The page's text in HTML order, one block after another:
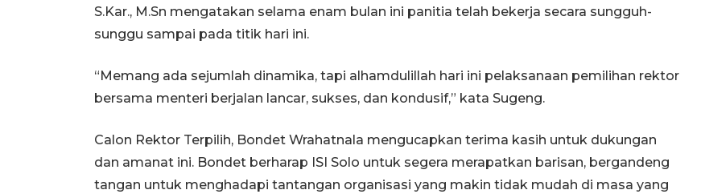
S.Kar., M.Sn mengatakan selama enam bulan ini panitia telah bekerja secara sungguh-
sunggu sampai pada titik hari ini.
“Memang ada sejumlah dinamika, tapi alhamdulillah hari ini pelaksanaan pemilihan rektor
bersama menteri berjalan lancar, sukses, dan kondusif,” kata Sugeng.
Calon Rektor Terpilih, Bondet Wrahatnala mengucapkan terima kasih untuk dukungan
dan amanat ini. Bondet berharap ISI Solo untuk segera merapatkan barisan, bergandeng
tangan untuk menghadapi tantangan organisasi yang makin tidak mudah di masa yang